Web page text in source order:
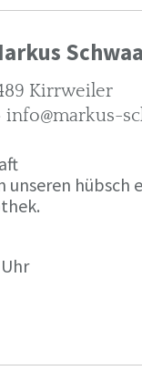
Kirrweiler
info@markus-
unseren